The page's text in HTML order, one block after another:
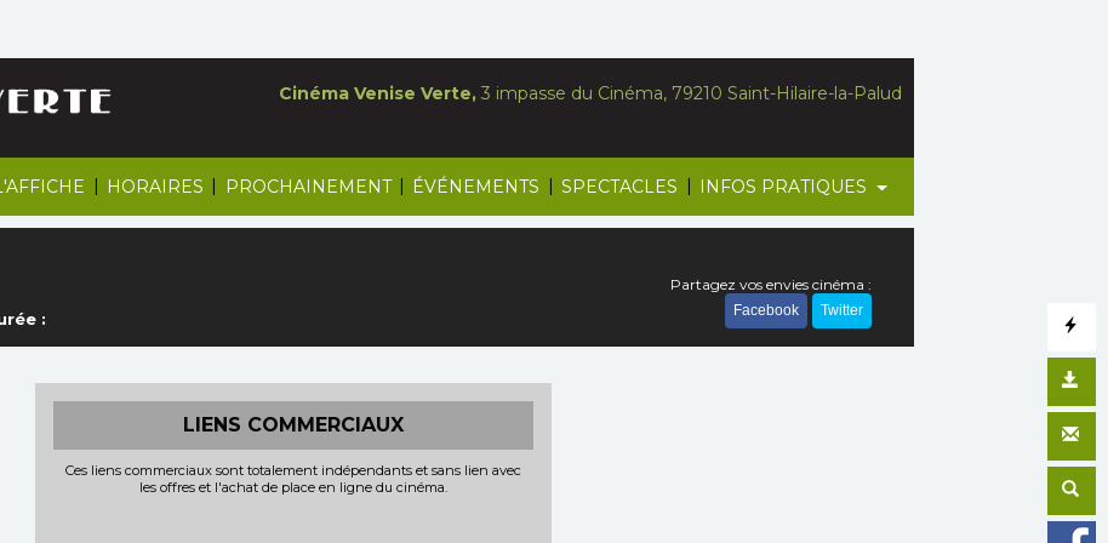
| HORAIRES | PROCHAINEMENT | ÉVÉNEMENTS | SPECTACLES | INFOS PRATIQUES
Cinéma Venise Verte, 3 impasse du Cinéma, 79210 Saint-Hilaire-la-Palud
:
Partagez vos envies cinéma :
Facebook Twitter
LIENS COMMERCIAUX
Ces liens commerciaux sont totalement indépendants et sans lien avec
les offres et l'achat de place en ligne du cinéma.